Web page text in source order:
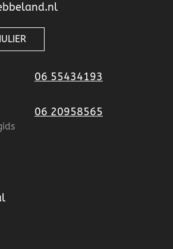
06 55434193
06 20958565